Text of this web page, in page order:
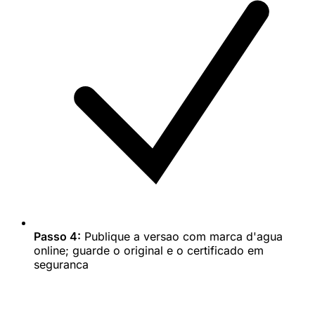
Passo 4: Publique a versao com marca d'agua
online; guarde o original e o certificado em
seguranca